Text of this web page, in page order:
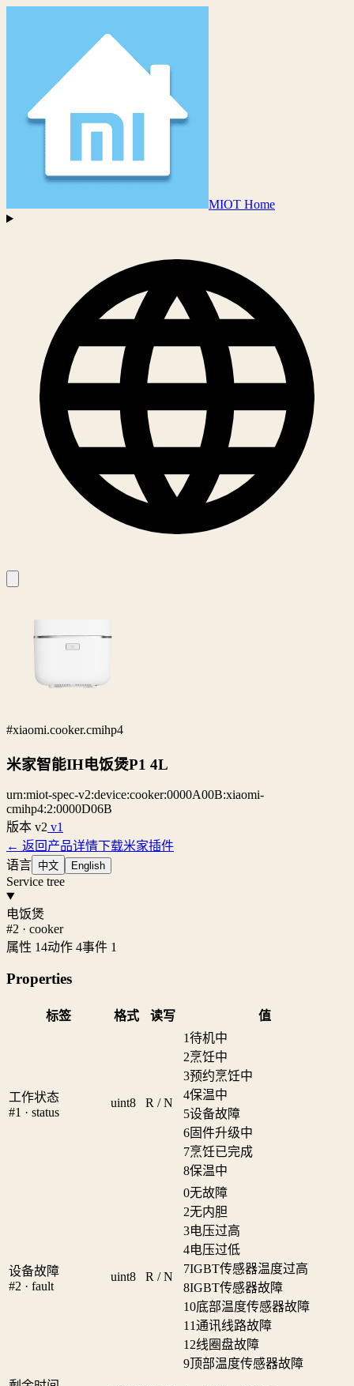
MIOT Home
#xiaomi.cooker.cmihp4
米家智能IH电饭煲P1 4L
urn:miot-spec-v2:device:cooker:0000A00B:xiaomi-
cmihp4:2:0000D06B
版本 v2 v1
← 返回产品详情下载米家插件
语言 中文 English
Service tree
电饭煲
#2 · cooker
属性 14动作 4事件 1
Properties
标签 格式 读写 值
工作状态
#1 · status
uint8 R / N
1待机中
2烹饪中
3预约烹饪中
4保温中
5设备故障
6固件升级中
7烹饪已完成
8保温中
设备故障
#2 · fault
uint8 R / N
0无故障
2无内胆
3电压过高
4电压过低
7IGBT传感器温度过高
8IGBT传感器故障
10底部温度传感器故障
11通讯线路故障
12线圈盘故障
9顶部温度传感器故障